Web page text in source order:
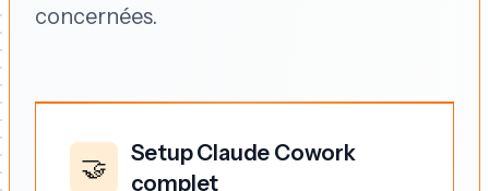
concernées.
🤝
Setup Claude Cowork
complet